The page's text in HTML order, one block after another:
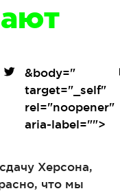
&body="
target="_self"
rel="noopener"
aria-label="">
Херсона,
что мы